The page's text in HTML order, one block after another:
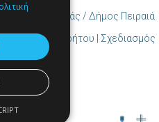
(UGC) Πειραιάς / Δήμος Πειραιά
Απορρήτου | Σχεδιασμός
από Cosmote